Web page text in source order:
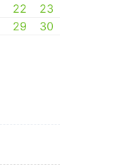
22
23
29
30